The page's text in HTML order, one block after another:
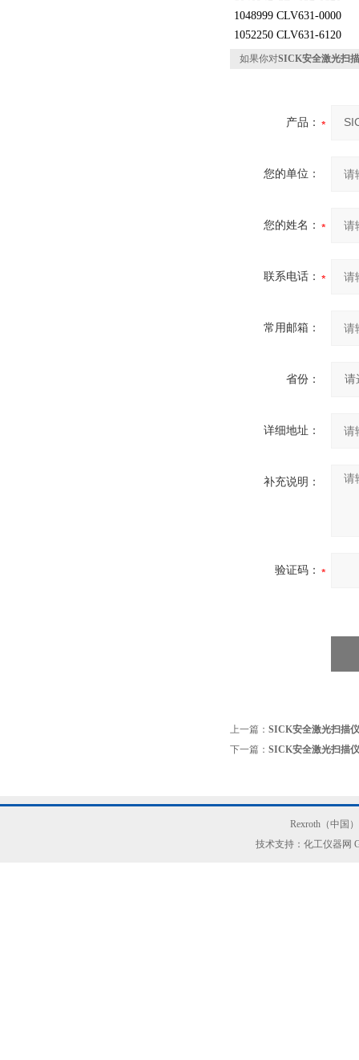
1048999 CLV631-0000
1052250 CLV631-6120
如果你对SICK安全激光扫
产品：
您的单位：
您的姓名：
联系电话：
常用邮箱：
省份：
详细地址：
补充说明：
验证码：
上一篇： SICK安全激光扫描
下一篇： SICK安全激光扫描
Rexroth（中国
技术支持：化工仪器网